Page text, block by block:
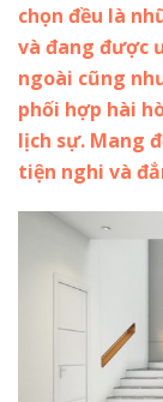
chọn đều là
và đang được
ngoài cũng
phối hợp hài
lịch sự. Mang
tiện nghi và